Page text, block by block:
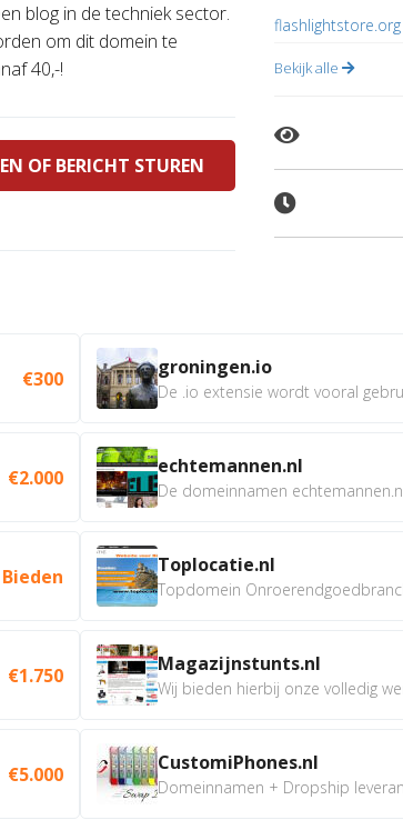
blog in de techniek sector.
om dit domein te
40,-!
OF BERICHT STUREN
flashlightstore.org
Bekijk alle
€300
€2.000
Bieden
€1.750
€5.000
groningen.io
De .io extensie wordt vooral
echtemannen.nl
De domeinnamen
Toplocatie.nl
Topdomein
Magazijnstunts.nl
Wij bieden hierbij onze volledig
CustomiPhones.nl
Domeinnamen + Dropship